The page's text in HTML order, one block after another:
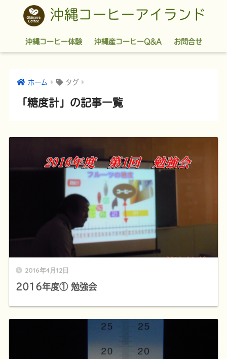
沖縄コーヒーアイランド
沖縄コーヒー体験 沖縄産コーヒーQ&A お問合せ
ホーム タグ
「糖度計」の記事一覧
2016年4月12日
2016年度① 勉強会